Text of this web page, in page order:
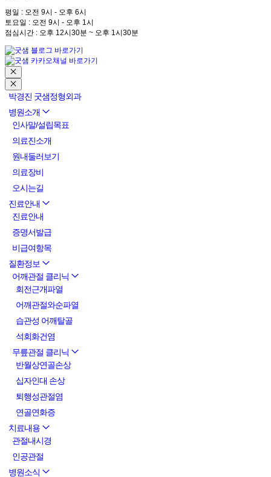
평일 : 오전 9시 - 오후 6시
토요일 : 오전 9시 - 오후 1시
점심시간 : 오후 12시30분 ~ 오후 1시30분
박경진 굿샘정형외과
병원소개
인사말/설립목표
의료진소개
원내둘러보기
의료장비
오시는길
진료안내
진료안내
증명서발급
비급여항목
질환정보
어깨관절 클리닉
회전근개파열
어깨관절와순파열
습관성 어깨탈골
석회화건염
무릎관절 클리닉
반월상연골손상
십자인대 손상
퇴행성관절염
연골연화증
치료내용
관절내시경
인공관절
병원소식